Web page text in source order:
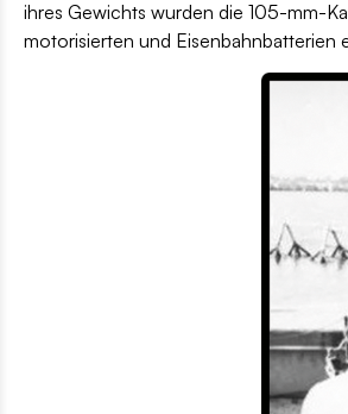
ihres Gewichts wurden die 105-mm-
motorisierten und Eisenbahnbatterien